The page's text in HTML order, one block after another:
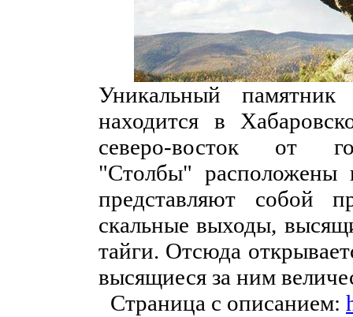
Уникальный
находится в
северо-восток от
"Столбы"
представляют собой
скальные выходы,
тайги. Отсюда
высящиеся за ним
Страница с описанием: